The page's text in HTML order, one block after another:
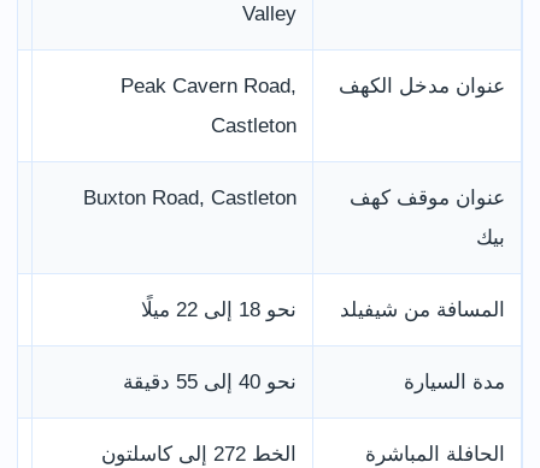
Valley
عنوان مدخل الكهف
Peak Cavern Road,
Castleton
عنوان موقف كهف
بيك
Buxton Road, Castleton
المسافة من شيفيلد نحو 18 إلى 22 ميلًا
مدة السيارة نحو 40 إلى 55 دقيقة
الحافلة المباشرة الخط 272 إلى كاسلتون